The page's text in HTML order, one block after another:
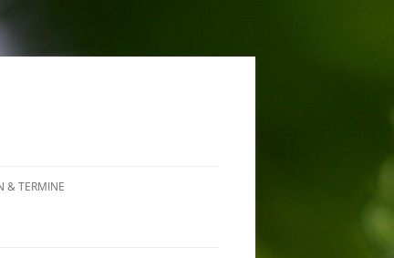
& TERMINE